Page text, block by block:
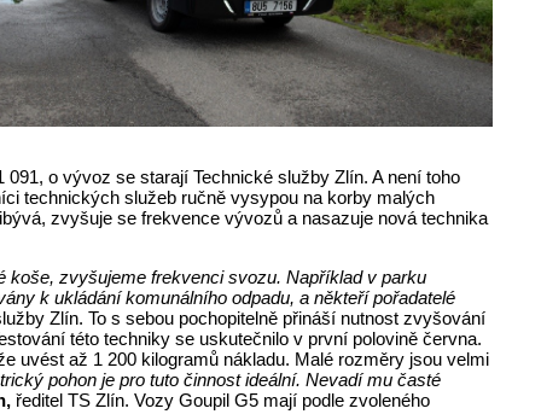
o vývoz se starají Technické služby Zlín. A není toho
technických služeb ručně vysypou na korby malých
zvyšuje se frekvence vývozů a nasazuje nová technika
koše, zvyšujeme frekvenci svozu. Například v parku
k ukládání komunálního odpadu, a někteří pořadatelé
Zlín. To s sebou pochopitelně přináší nutnost zvyšování
této techniky se uskutečnilo v první polovině června.
uvést až 1 200 kilogramů nákladu. Malé rozměry jsou velmi
pohon je pro tuto činnost ideální. Nevadí mu časté
ředitel TS Zlín. Vozy Goupil G5 mají podle zvoleného